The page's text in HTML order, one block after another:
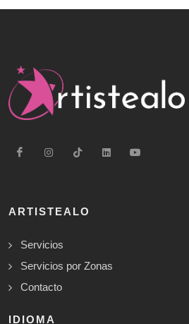
ARTISTEALO
Servicios
Servicios por Zonas
Contacto
IDIOMA